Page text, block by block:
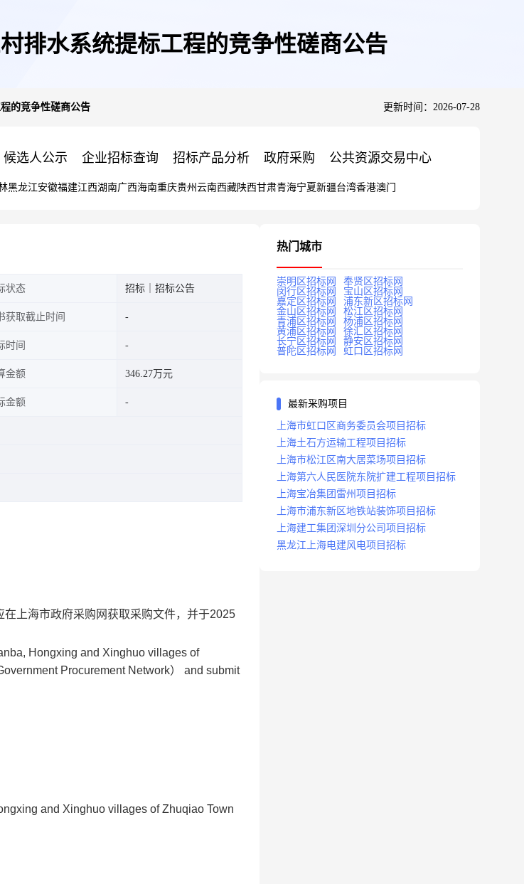
排水系统提标工程的竞争性磋商公告
的竞争性磋商公告 更新时间：2026-07-28
候选人公示 企业招标查询 招标产品分析 政府采购 公共资源交易中心
黑龙江安徽福建江西湖南广西海南重庆贵州 云南西藏陕西甘肃青海宁夏新疆台湾香港澳门
状态 招标｜招标公告
获取截止时间
时间
金额 346.27万元
金额
在 上海市政府采购网获取采购文件，并于2025
Hongxing and Xinghuo villages of
Procurement Network） and submit
and Xinghuo villages of Zhuqiao Town
热门城市
崇明区招标网
奉贤区招标网
闵行区招标网
宝山区招标网
嘉定区招标网
浦东新区招标网
金山区招标网
松江区招标网
青浦区招标网
杨浦区招标网
黄浦区招标网
徐汇区招标网
长宁区招标网
静安区招标网
普陀区招标网
虹口区招标网
最新采购项目
上海市虹口区商务委员会项目招标
上海土石方运输工程项目招标
上海市松江区南大居菜场项目招标
上海第六人民医院东院扩建工程项目招标
上海宝冶集团雷州项目招标
上海市浦东新区地铁站装饰项目招标
上海建工集团深圳分公司项目招标
黑龙江上海电建风电项目招标